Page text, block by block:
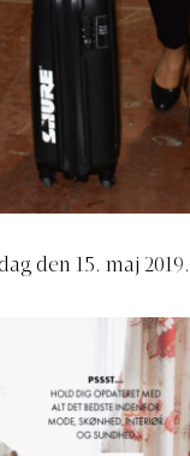
den 15. maj 2019.